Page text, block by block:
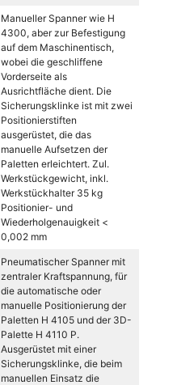
Manueller Spanner wie H
4300, aber zur Befestigung
auf dem Maschinentisch,
wobei die geschliffene
Vorderseite als
Ausrichtfläche dient. Die
Sicherungsklinke ist mit zwei
Positionierstiften
ausgerüstet, die das
manuelle Aufsetzen der
Paletten erleichtert. Zul.
Werkstückgewicht, inkl.
Werkstückhalter 35 kg
Positionier- und
Wiederholgenauigkeit <
0,002 mm
Pneumatischer Spanner mit
zentraler Kraftspannung, für
die automatische oder
manuelle Positionierung der
Paletten H 4105 und der 3D-
Palette H 4110 P.
Ausgerüstet mit einer
Sicherungsklinke, die beim
manuellen Einsatz die